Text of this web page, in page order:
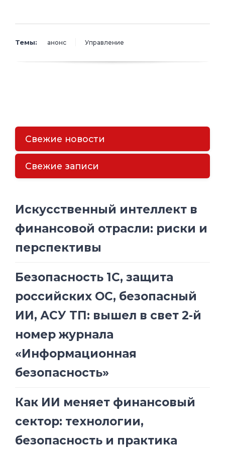
Темы: анонс Управление
Свежие новости
Свежие записи
Искусственный интеллект в
финансовой отрасли: риски и
перспективы
Безопасность 1С, защита
российских ОС, безопасный
ИИ, АСУ ТП: вышел в свет 2-й
номер журнала
«Информационная
безопасность»
Как ИИ меняет финансовый
сектор: технологии,
безопасность и практика